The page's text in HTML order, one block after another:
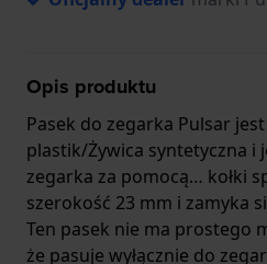
Opis produktu
Pasek do zegarka Pulsar
plastik/Żywica syntetyczna i
zegarka za pomocą… kołki
szerokość 23 mm i zamyka
Ten pasek nie ma prostego
że pasuje wyłącznie do